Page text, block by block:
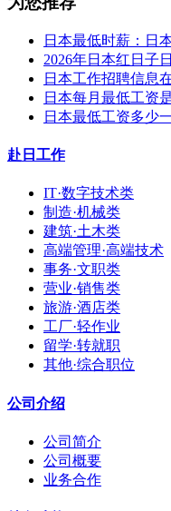
日本最低时薪：日
2026年日本红日子
日本工作招聘信息
日本每月最低工资
日本最低工资多少
赴日工作
IT·数字技术类
制造·机械类
建筑·土木类
高端管理·高端技术
事务·文职类
营业·销售类
旅游·酒店类
工厂·轻作业
留学·转就职
其他·综合职位
公司介绍
公司简介
公司概要
业务合作